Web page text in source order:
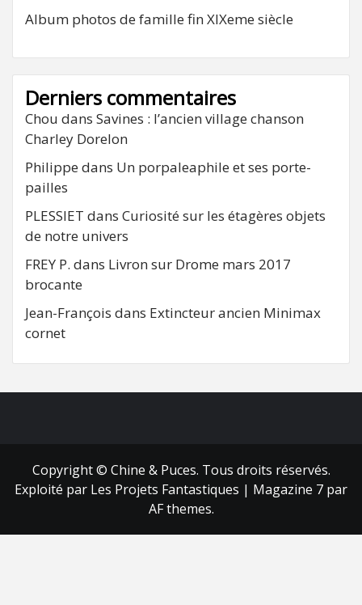
Album photos de famille fin XIXeme siècle
Derniers commentaires
Chou dans Savines : l’ancien village chanson
Charley Dorelon
Philippe dans Un porpaleaphile et ses porte-
pailles
PLESSIET dans Curiosité sur les étagères objets
de notre univers
FREY P. dans Livron sur Drome mars 2017
brocante
Jean-François dans Extincteur ancien Minimax
cornet
Copyright © Chine & Puces. Tous droits réservés.
Exploité par Les Projets Fantastiques | Magazine 7 par
AF themes.